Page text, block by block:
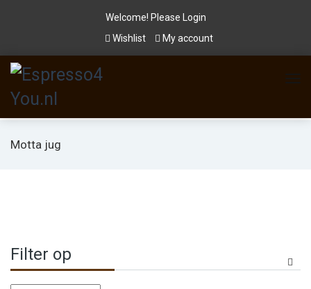
Welcome! Please
Login
Wishlist
My account
Motta jug
Filter op